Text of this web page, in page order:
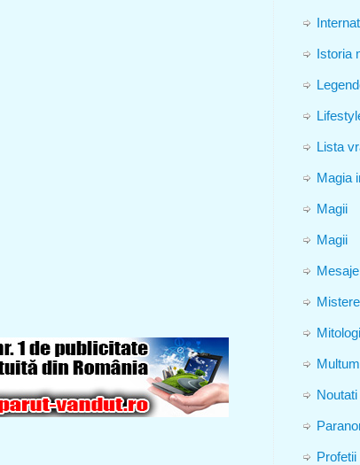
Istoria
Lista
Magia
Magii
Magii
Mesaje
Mistere
Noutati
Profetii